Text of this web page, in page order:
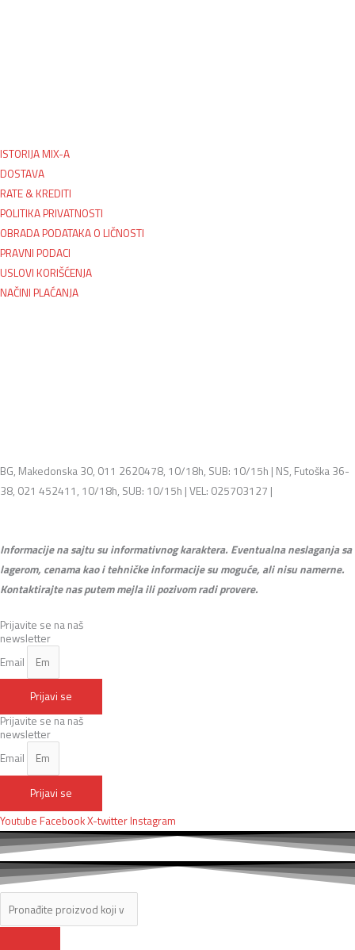
ISTORIJA MIX-A
DOSTAVA
RATE & KREDITI
POLITIKA PRIVATNOSTI
OBRADA PODATAKA O LIČNOSTI
PRAVNI PODACI
USLOVI KORIŠĆENJA
NAČINI PLAĆANJA
BG, Makedonska 30, 011 2620478, 10/18h, SUB: 10/15h | NS, Futoška 36-
38, 021 452411, 10/18h, SUB: 10/15h | VEL: 025703127 |
Informacije na sajtu su informativnog karaktera. Eventualna neslaganja sa
lagerom, cenama kao i tehničke informacije su moguće, ali nisu namerne.
Kontaktirajte nas putem mejla ili pozivom radi provere.
Prijavite se na naš
newsletter
Email
Prijavi se
Prijavite se na naš
newsletter
Email
Prijavi se
Youtube FacebookX-twitter Instagram